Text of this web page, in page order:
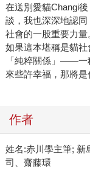
在送別愛貓Changi
談，我也深深地認
社會的一股重要力量
如果這本堪稱是貓
「純粹關係」——
來些許幸福，那將是
作者
姓名:赤川學主筆; 新
司、齋藤環